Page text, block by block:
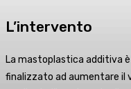
L’intervento
La mastoplastica additiva
finalizzato ad aumentare il